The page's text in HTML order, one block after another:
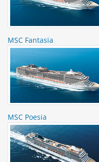
MSC Fantasia
MSC Poesia